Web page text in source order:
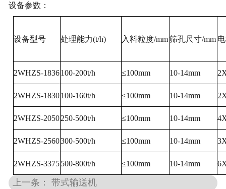
设备参数：
设备型号 处理能力(t/h) 入料粒度/mm筛孔尺寸/mm
2WHZS-1836100-200t/h ≤100mm 10-14mm
2WHZS-1830100-160t/h ≤100mm 10-14mm
2WHZS-2050250-500t/h ≤100mm 10-14mm
2WHZS-2560300-500t/h ≤100mm 10-14mm
2WHZS-3375500-800t/h ≤100mm 10-14mm
上一条： 带式输送机